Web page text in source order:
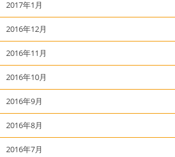
2017年1月
2016年12月
2016年11月
2016年10月
2016年9月
2016年8月
2016年7月